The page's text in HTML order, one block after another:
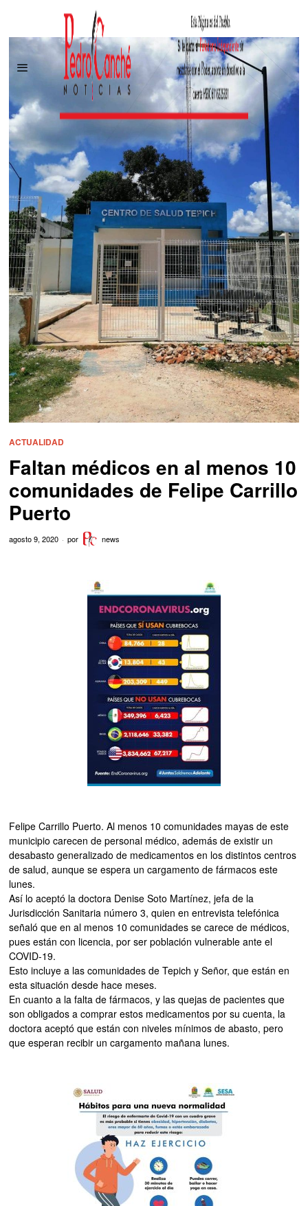
ACTUALIDAD
Faltan médicos en al menos 10
comunidades de Felipe Carrillo
Puerto
agosto 9, 2020 por news
Felipe Carrillo Puerto. Al menos 10 comunidades mayas de este
municipio carecen de personal médico, además de existir un
desabasto generalizado de medicamentos en los distintos centros
de salud, aunque se espera un cargamento de fármacos este
lunes.
Así lo aceptó la doctora Denise Soto Martínez, jefa de la
Jurisdicción Sanitaria número 3, quien en entrevista telefónica
señaló que en al menos 10 comunidades se carece de médicos,
pues están con licencia, por ser población vulnerable ante el
COVID-19.
Esto incluye a las comunidades de Tepich y Señor, que están en
esta situación desde hace meses.
En cuanto a la falta de fármacos, y las quejas de pacientes que
son obligados a comprar estos medicamentos por su cuenta, la
doctora aceptó que están con niveles mínimos de abasto, pero
que esperan recibir un cargamento mañana lunes.